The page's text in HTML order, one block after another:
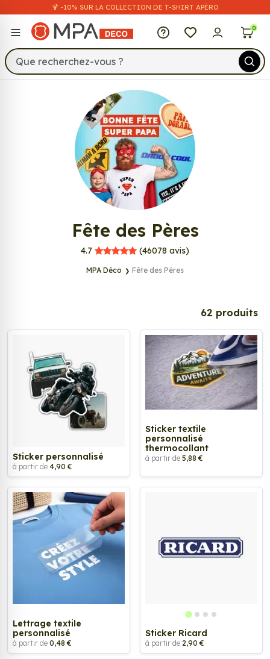
🍹 -10% SUR LA COLLECTION DE T-SHIRT APÉRO
MPA Déco 0
Fête des Pères
MPA Déco
4.7 (46078 avis)
MPA Déco Fête des Pères
62 produits
Sticker personnalisé
à partir de 4,90 €
Sticker textile
personnalisé
thermocollant
à partir de 5,88 €
Lettrage textile
personnalisé
à partir de 0,48 €
Sticker Ricard
à partir de 2,90 €